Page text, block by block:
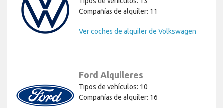
Compañías de alquiler: 11
Ver coches de alquiler de Volkswagen
Ford Alquileres
Tipos de vehículos: 10
Compañías de alquiler: 16